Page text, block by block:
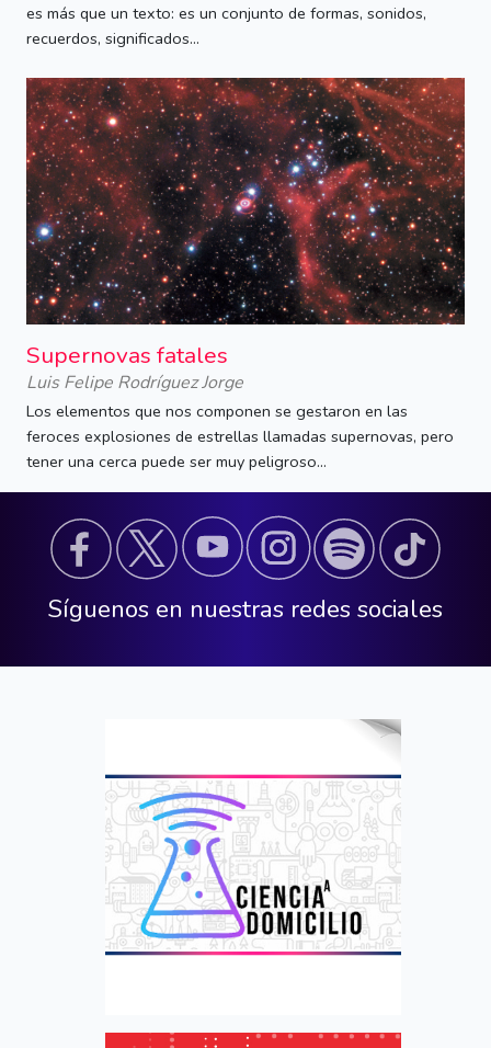
es más que un texto: es un conjunto de formas, sonidos,
recuerdos, significados...
Supernovas fatales
Luis Felipe Rodríguez Jorge
Los elementos que nos componen se gestaron en las
feroces explosiones de estrellas llamadas supernovas, pero
tener una cerca puede ser muy peligroso...
Síguenos en nuestras redes sociales